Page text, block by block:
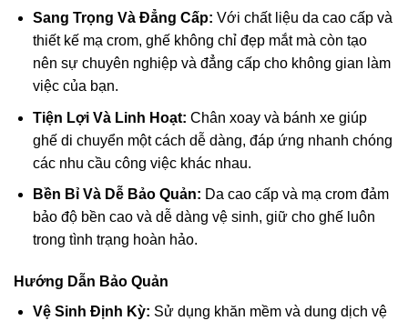
Sang Trọng Và Đẳng Cấp: Với chất liệu da cao cấp và
thiết kế mạ crom, ghế không chỉ đẹp mắt mà còn tạo
nên sự chuyên nghiệp và đẳng cấp cho không gian làm
việc của bạn.
Tiện Lợi Và Linh Hoạt: Chân xoay và bánh xe giúp
ghế di chuyển một cách dễ dàng, đáp ứng nhanh chóng
các nhu cầu công việc khác nhau.
Bền Bỉ Và Dễ Bảo Quản: Da cao cấp và mạ crom đảm
bảo độ bền cao và dễ dàng vệ sinh, giữ cho ghế luôn
trong tình trạng hoàn hảo.
Hướng Dẫn Bảo Quản
Vệ Sinh Định Kỳ: Sử dụng khăn mềm và dung dịch vệ